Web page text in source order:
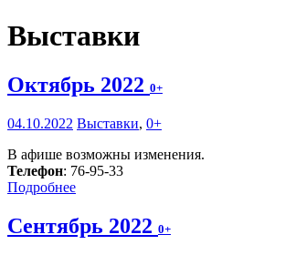
Выставки
Октябрь 2022 0+
04.10.2022 Выставки, 0+
В афише возможны изменения.
Телефон: 76-95-33
Подробнее
Сентябрь 2022 0+